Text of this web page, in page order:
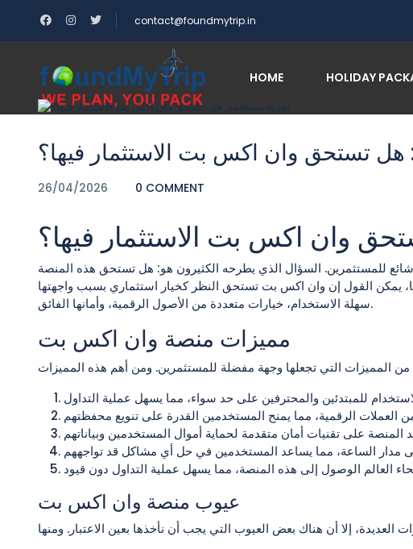
contact@foundmytrip.in
HOME HOLIDAY
Home تجربة مستخدم: هل تستحق وان اكس بت الاستثمار فيها؟
تستحق وان اكس بت الاستثمار فيها؟
26/04/2026 0 COMMENT
وان اكس بت الاستثمار فيها؟
للمستثمرين. السؤال الذي يطرحه الكثيرون هو: هل تستحق هذه المنصة
يمكن القول إن وان اكس بت تستحق النظر كخيار استثماري بسبب واجهتها
سهلة الاستخدام، خيارات متعددة من الأصول الرقمية، وأمانها الفائق.
مميزات منصة وان اكس بت
عيوب منصة وان اكس بت